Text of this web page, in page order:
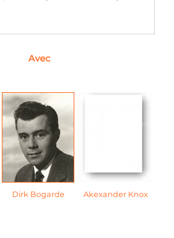
Avec
Dirk Bogarde Akexander Knox